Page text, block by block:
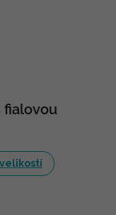
fialovou